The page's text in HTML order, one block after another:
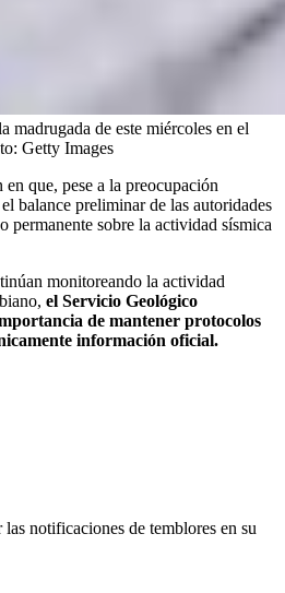
madrugada de este miércoles en el
Getty Images
que, pese a la preocupación
balance preliminar de las autoridades
permanente sobre la actividad sísmica
monitoreando la actividad
el Servicio Geológico
de mantener protocolos
información oficial.
notificaciones de temblores en su